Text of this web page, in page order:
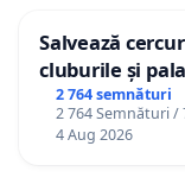
Salvează
cluburile și
2 764 semnături
2 764 Semnături /
4 Aug 2026